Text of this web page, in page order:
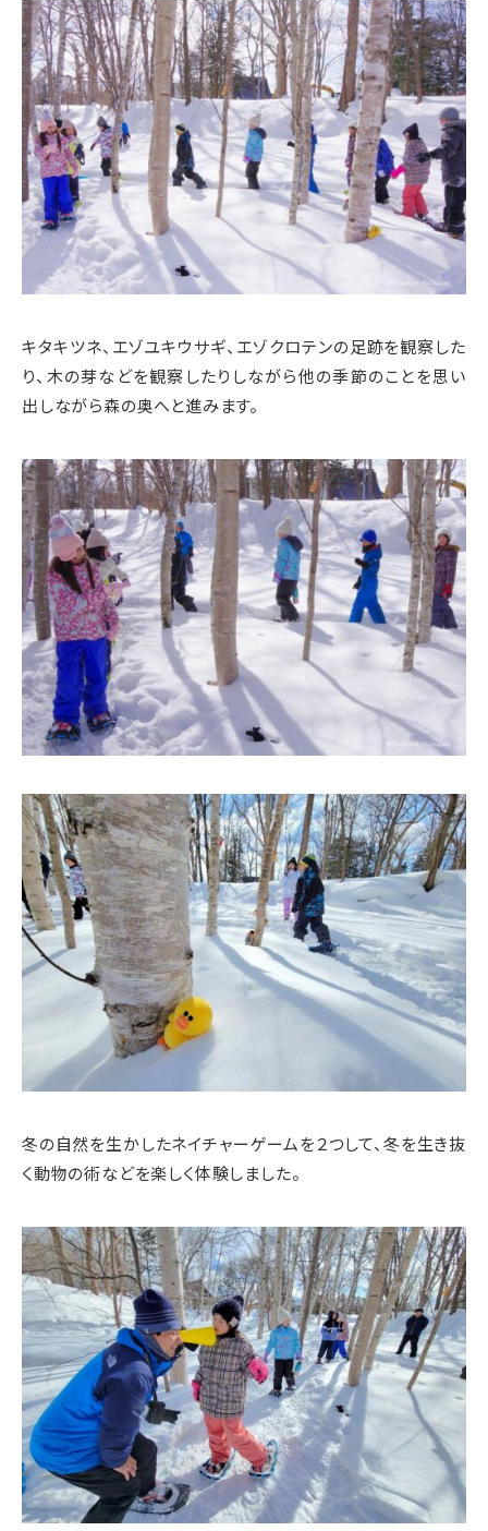
キタキツネ、エゾユキウサギ、エゾクロテンの足跡を観察した
り、木の芽などを観察したりしながら他の季節のことを思い
出しながら森の奥へと進みます。
冬の自然を生かしたネイチャーゲームを２つして、冬を生き抜
く動物の術などを楽しく体験しました。